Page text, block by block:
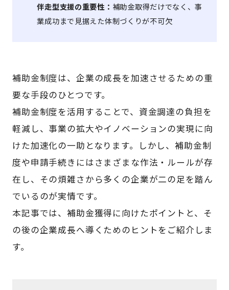
伴走型支援の重要性： 補助金取得だけでなく、事
業成功まで見据えた体制づくりが不可欠
補助金制度は、企業の成長を加速させるための重
要な手段のひとつです。
補助金制度を活用することで、資金調達の負担を
軽減し、事業の拡大やイノベーションの実現に向
けた加速化の一助となります。しかし、補助金制
度や申請手続きにはさまざまな作法・ルールが存
在し、その煩雑さから多くの企業が二の足を踏ん
でいるのが実情です。
本記事では、補助金獲得に向けたポイントと、そ
の後の企業成長へ導くためのヒントをご紹介しま
す。